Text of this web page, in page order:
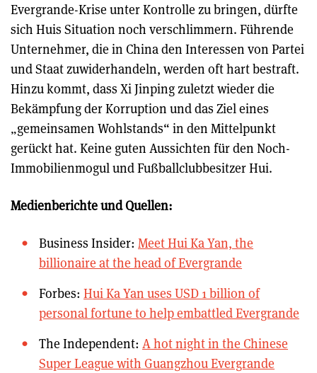
Evergrande-Krise unter Kontrolle zu bringen, dürfte
sich Huis Situation noch verschlimmern. Führende
Unternehmer, die in China den Interessen von Partei
und Staat zuwiderhandeln, werden oft hart bestraft.
Hinzu kommt, dass Xi Jinping zuletzt wieder die
Bekämpfung der Korruption und das Ziel eines
„gemeinsamen Wohlstands“ in den Mittelpunkt
gerückt hat. Keine guten Aussichten für den Noch-
Immobilienmogul und Fußballclubbesitzer Hui.
Medienberichte und Quellen:
Business Insider: Meet Hui Ka Yan, the
billionaire at the head of Evergrande
Forbes: Hui Ka Yan uses USD 1 billion of
personal fortune to help embattled Evergrande
The Independent: A hot night in the Chinese
Super League with Guangzhou Evergrande